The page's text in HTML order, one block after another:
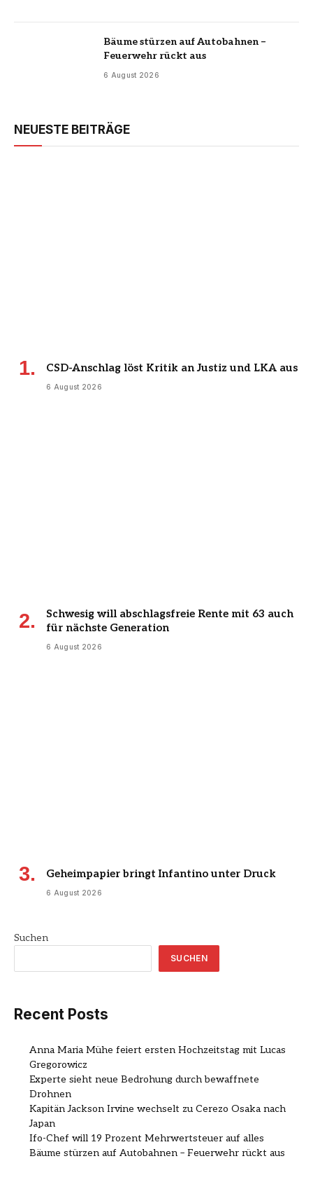
Bäume stürzen auf Autobahnen –
Feuerwehr rückt aus
6 August 2026
NEUESTE BEITRÄGE
CSD-Anschlag löst Kritik an Justiz und LKA aus
6 August 2026
Schwesig will abschlagsfreie Rente mit 63 auch
für nächste Generation
6 August 2026
Geheimpapier bringt Infantino unter Druck
6 August 2026
Suchen
SUCHEN
Recent Posts
Anna Maria Mühe feiert ersten Hochzeitstag mit Lucas
Gregorowicz
Experte sieht neue Bedrohung durch bewaffnete
Drohnen
Kapitän Jackson Irvine wechselt zu Cerezo Osaka nach
Japan
Ifo-Chef will 19 Prozent Mehrwertsteuer auf alles
Bäume stürzen auf Autobahnen – Feuerwehr rückt aus